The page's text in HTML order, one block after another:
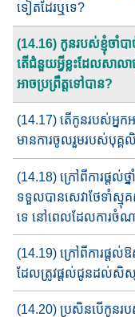
ទៀត​ដែរឬទេ​?
(14.16) កូនរបស់ខ្ញុំ​ចាំ
តើជំនួយ​អ្វីខ្លះដែលសាលា​
អាច​​ប្រព្រឹត្ត​ទៅបាន?
(14.17) តើ​កូនរបស់អ្ន
មាន​ការ​ចូលរួម​របស់បុគ្គ
(14.18) ក្រៅពី​ការផ្តល់
ទទួល​​បាន​សេវាថែទាំ​ស្មុ
ទេ​ នៅពេល​ដែលការចំណ
(14.19) ក្រៅពី​ការផ្តល់ឱ
ដែល​​ត្រូវ​ផ្តល់ជូន​ដល់សិស្ស​
(14.20) ប្រសិនបើកូនរ